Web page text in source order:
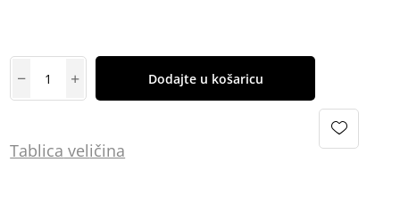
Dodajte u košaricu
Tablica veličina